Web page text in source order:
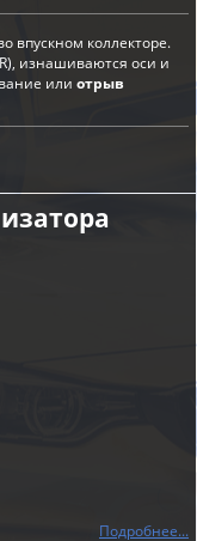
впускном коллекторе.
изнашиваются оси и
или отрыв
Подробнее...